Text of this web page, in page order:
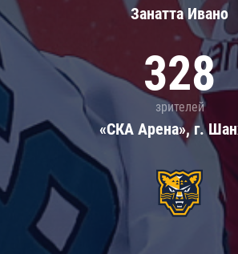
Занатта Иванo
328
зрителей
«СКА Арена», г.